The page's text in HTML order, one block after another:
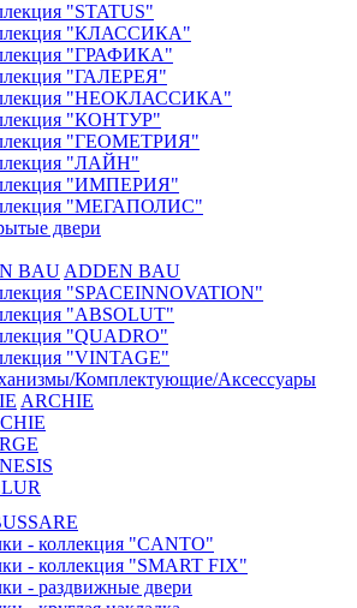
"STATUS"
"КЛАССИКА"
"ГРАФИКА"
"ГАЛЕРЕЯ"
"НЕОКЛАССИКА"
"КОНТУР"
"ГЕОМЕТРИЯ"
"ЛАЙН"
"ИМПЕРИЯ"
"МЕГАПОЛИС"
двери
ADDEN BAU
"SPACEINNOVATION"
"ABSOLUT"
"QUADRO"
"VINTAGE"
Комплектующие/Аксессуары
ARCHIE
- коллекция "CANTO"
- коллекция "SMART FIX"
- раздвижные двери